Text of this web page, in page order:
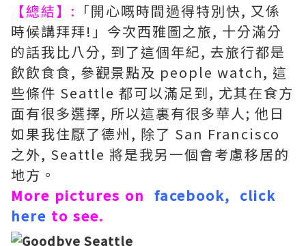
【總結】: 「開心嘅時間過得特別快, 又係
時候講拜拜!」今次西雅圖之旅, 十分滿分
的話我比八分, 到了這個年紀, 去旅行都是
飲飲食食, 參觀景點及 people watch, 這
些條件 Seattle 都可以滿足到, 尤其在食方
面有很多選擇, 所以這裏有很多華人; 他日
如果我住厭了德州, 除了 San Francisco
之外, Seattle 將是我另一個會考慮移居的
地方。
More pictures on facebook, click
here to see.